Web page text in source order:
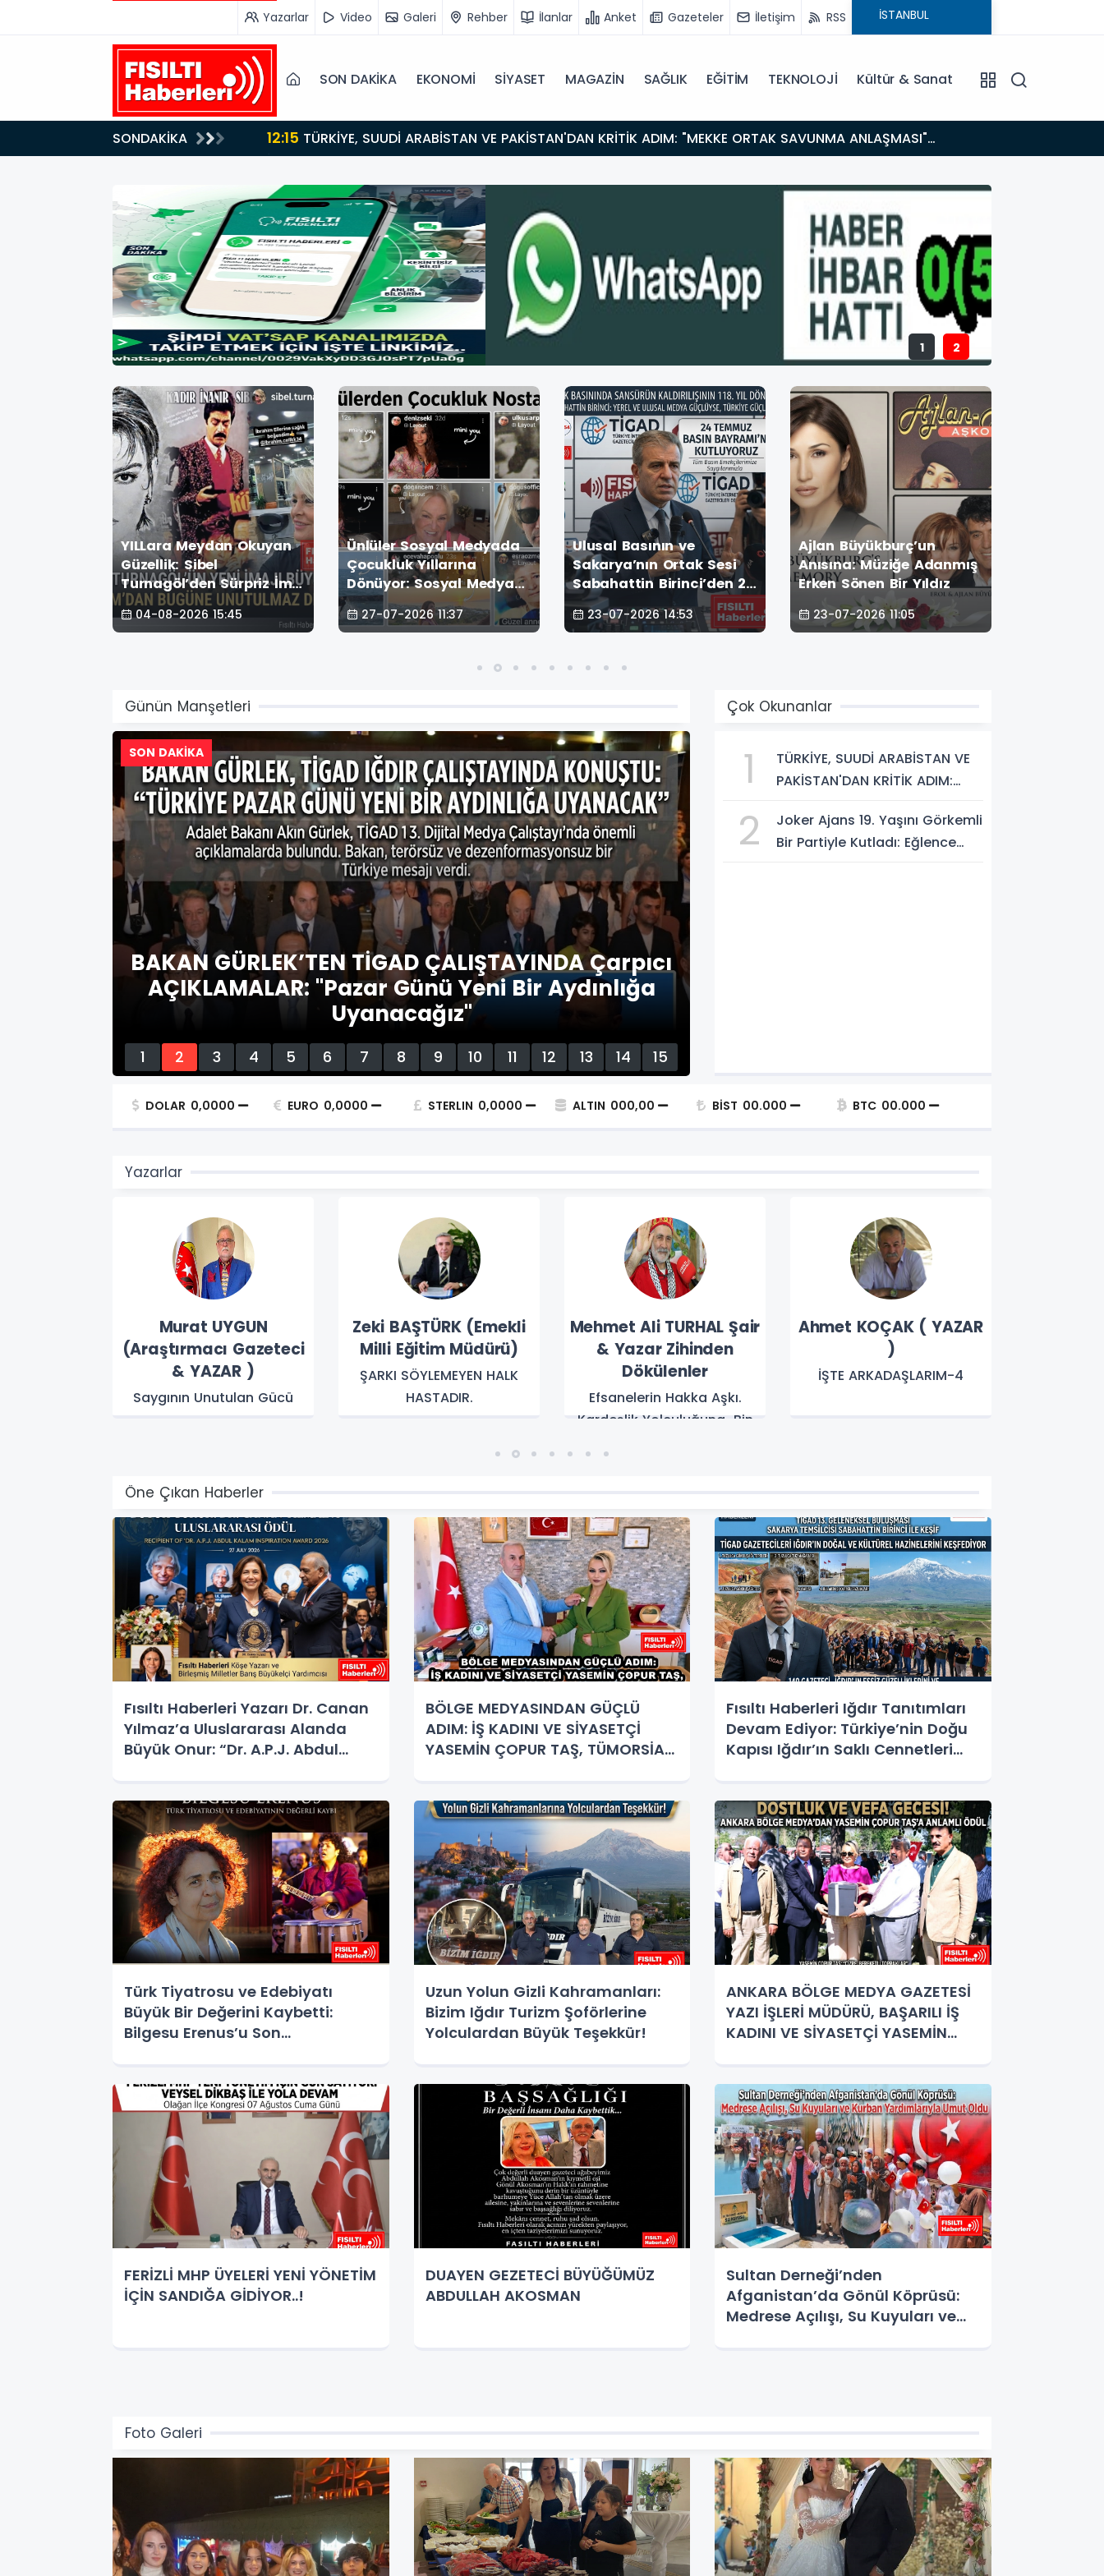
Yazarlar Video Galeri Rehber İlanlar Anket Gazeteler İletişim RSS
SON DAKİKA EKONOMİ SİYASET MAGAZİN SAĞLIK EĞİTİM TEKNOLOJİ Kültür & Sanat
SONDAKİKA 12:15
İMZALANDI!
Uyanacağız"
1 2
YILLara Meydan Okuyan
Güzellik: Sibel
Turnagöl’den Sürpriz İmaj
Değişikliği!
04-08-2026 15:45
Ünlüler Sosyal Medyada
Çocukluk Yıllarına
Dönüyor: Sosyal Medyayı
Sallayan "Geçmişten
Bugüne" Akımı!
27-07-2026 11:37
Ulusal Basının ve
Sakarya’nın Ortak Sesi
Sabahattin Birinci’den 24
Temmuz Çağrısı: "Yerel
Medya Güçlüyse Türkiye
23-07-2026 14:53
Ajlan Büyükburç’un
Anısına: Müziğe Adanmış
Erken Sönen Bir Yıldız
23-07-2026 11:05
Günün Manşetleri
SON DAKİKA
BAKAN GÜRLEK’TEN TİGAD ÇALIŞTAYINDA Çarpıcı
AÇIKLAMALAR: "Pazar Günü Yeni Bir Aydınlığa
Uyanacağız"
SON DAKİKA
1 2 3 4 5 6 7 8 9 10 11 12 13 14 15
Çok Okunanlar
1
TÜRKİYE, SUUDİ ARABİSTAN VE
PAKİSTAN'DAN KRİTİK ADIM:
ANLAŞMASI" İMZALANDI!
2
Joker Ajans 19. Yaşını Görkemli
Bir Partiyle Kutladı: Eğlence
DOLAR 0,0000 EURO 0,0000 STERLIN 0,0000 ALTIN 000,00 BİST 00.000 BTC 00.000
Yazarlar
Murat UYGUN
(Araştırmacı Gazeteci
& YAZAR )
Saygının Unutulan Gücü
Zeki BAŞTÜRK (Emekli
Milli Eğitim Müdürü)
ŞARKI SÖYLEMEYEN HALK
HASTADIR.
Mehmet Ali TURHAL Şair
& Yazar Zihinden
Dökülenler
Efsanelerin Hakka Aşkı.
Kardeşlik Yolculuğuna Bin
Ahmet KOÇAK ( YAZAR
)
İŞTE ARKADAŞLARIM-4
Öne Çıkan Haberler
Fısıltı Haberleri Yazarı Dr. Canan
Yılmaz’a Uluslararası Alanda
Büyük Onur: “Dr. A.P.J. Abdul
BÖLGE MEDYASINDAN GÜÇLÜ
ADIM: İŞ KADINI VE SİYASETÇİ
YASEMİN ÇOPUR TAŞ, TÜMORSİAD
Fısıltı Haberleri Iğdır Tanıtımları
Devam Ediyor: Türkiye’nin Doğu
Kapısı Iğdır’ın Saklı Cennetleri
Türk Tiyatrosu ve Edebiyatı
Büyük Bir Değerini Kaybetti:
Bilgesu Erenus’u Son
Uzun Yolun Gizli Kahramanları:
Bizim Iğdır Turizm Şoförlerine
Yolculardan Büyük Teşekkür!
ANKARA BÖLGE MEDYA GAZETESİ
YAZI İŞLERİ MÜDÜRÜ, BAŞARILI İŞ
KADINI VE SİYASETÇİ YASEMİN
FERİZLİ MHP ÜYELERİ YENİ YÖNETİM
İÇİN SANDIĞA GİDİYOR..!
DUAYEN GEZETECİ BÜYÜĞÜMÜZ
ABDULLAH AKOSMAN
Sultan Derneği’nden
Afganistan’da Gönül Köprüsü:
Medrese Açılışı, Su Kuyuları ve
Foto Galeri